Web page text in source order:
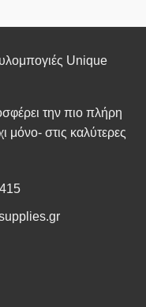
την πιο πλήρη
μόνο- στις καλύτερες